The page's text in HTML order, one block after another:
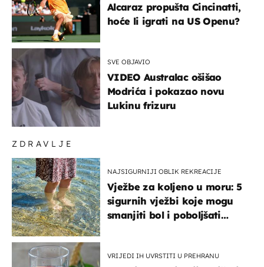
ZDRAVLJE
NAJSIGURNIJI OBLIK REKREACIJE
Vježbe za koljeno u moru: 5
sigurnih vježbi koje mogu
smanjiti bol i poboljšati
VRIJEDI IH UVRSTITI U PREHRANU
Alcaraz propušta Cincinatti,
hoće li igrati na US Openu?
SVE OBJAVIO
VIDEO Australac ošišao
Modrića i pokazao novu
Lukinu frizuru